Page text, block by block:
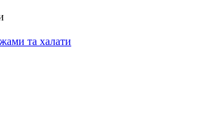
та халати